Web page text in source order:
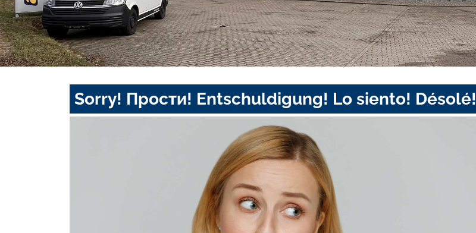
Sorry! Прости! Entschuldigung! Lo siento! Désolé!